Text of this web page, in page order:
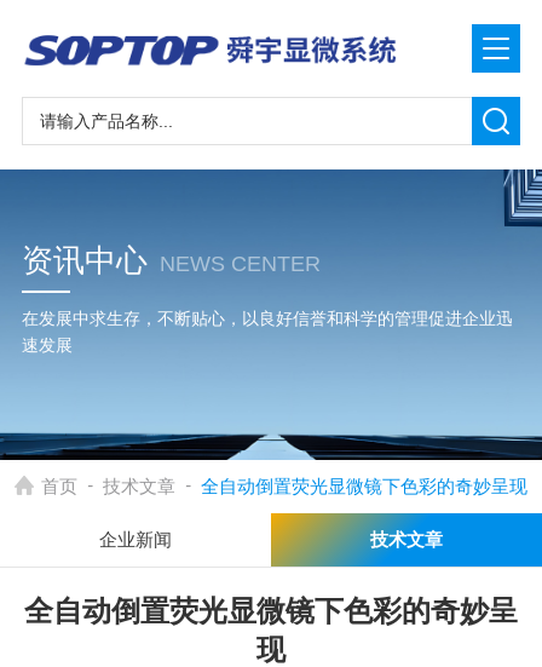
资讯中心 NEWS CENTER
在发展中求生存，不断贴心，以良好信誉和科学的管理促进企业迅
速发展
首页 - 技术文章 - 全自动倒置荧光显微镜下色彩的奇妙呈现
企业新闻 技术文章
全自动倒置荧光显微镜下色彩的奇妙呈
现